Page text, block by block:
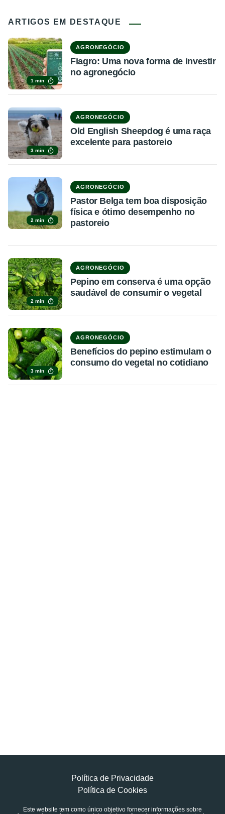
ARTIGOS EM DESTAQUE
1 min
AGRONEGÓCIO
Fiagro: Uma nova forma de investir
no agronegócio
3 min
AGRONEGÓCIO
Old English Sheepdog é uma raça
excelente para pastoreio
2 min
AGRONEGÓCIO
Pastor Belga tem boa disposição
física e ótimo desempenho no
pastoreio
2 min
AGRONEGÓCIO
Pepino em conserva é uma opção
saudável de consumir o vegetal
3 min
AGRONEGÓCIO
Benefícios do pepino estimulam o
consumo do vegetal no cotidiano
Política de Privacidade
Política de Cookies
Este website tem como único objetivo fornecer informações sobre